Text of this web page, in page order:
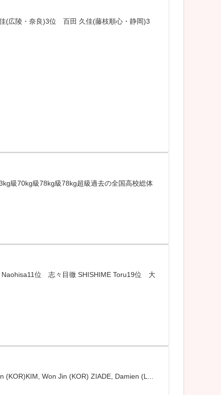
(広陵・奈良)3位 百田 久佳(藤枝順心・静岡)3
級70kg級78kg級78kg超級過去の全国高校総体
Naohisa11位 志々目徹 SHISHIME Toru19位 大
Won Jin (KOR) ZIADE, Damien (L...